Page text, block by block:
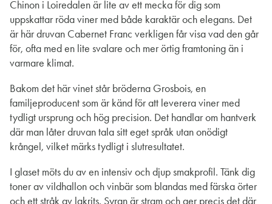
Chinon i Loiredalen är lite av ett mecka för dig som
uppskattar röda viner med både karaktär och elegans. Det
är här druvan Cabernet Franc verkligen får visa vad den går
för, ofta med en lite svalare och mer örtig framtoning än i
varmare klimat.
Bakom det här vinet står bröderna Grosbois, en
familjeproducent som är känd för att leverera viner med
tydligt ursprung och hög precision. Det handlar om hantverk
där man låter druvan tala sitt eget språk utan onödigt
krångel, vilket märks tydligt i slutresultatet.
I glaset möts du av en intensiv och djup smakprofil. Tänk dig
toner av vildhallon och vinbär som blandas med färska örter
och ett stråk av lakrits. Syran är stram och ger precis det där